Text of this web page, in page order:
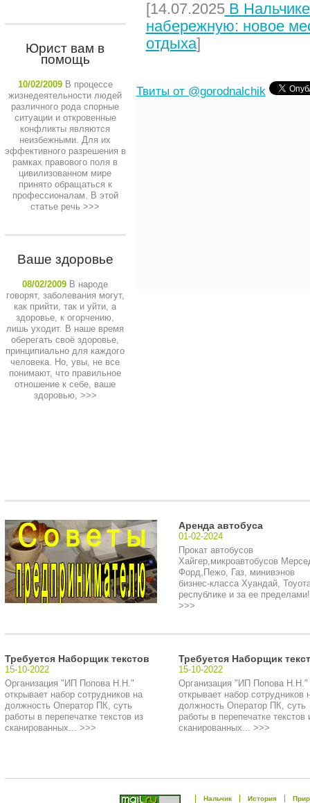
Юрист вам в
помощь
10/02/2009 В процессе
жизнедеятельности людей
различного рода спорные
ситуации и откровенные
конфликты являются
неизбежными. Для их
эффективного разрешения в
рамках правового поля в
цивилизованном мире
принято обращаться к
профессионалам. В этой
статье речь >>>
Ваше здоровье
08/02/2009 В народе
говорят, заболевания могут,
как прийти, так и уйти, а
здоровье, к огорчению,
лишь уходит. В наше время
оберегать своё здоровье,
принципиально для каждого
человека. Но, увы, не все
понимают, что правильное
отношение к себе, ваше
здоровью, >>>
[14.07.2025В
набережную: новое
отдыха]
Твиты от @gorodnalchik
Аренда автобуса
01-02-2024
Прокат автобусов
Хайгер,микроавтобусов
Форд,Пежо, Газ, минивэнов
бизнес-класса Хуандай,
республике и за ее
>>>
Требуется Наборщик текстов
15-10-2022
Организация "ИП Попова Н.Н."
открывает набор сотрудников на
должность Оператор ПК, суть
работы в перепечатке текстов из
сканированных... >>>
Требуется Наборщик
15-10-2022
Организация "ИП Попова Н.Н."
открывает набор сотрудников
должность Оператор ПК, суть
работы в перепечатке текстов
сканированных... >>>
Нальчик История